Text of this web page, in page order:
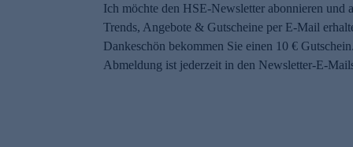
Ich möchte den HSE-Newsletter abonnieren und
Trends, Angebote & Gutscheine per E-Mail
Dankeschön bekommen Sie einen 10 €
Abmeldung ist jederzeit in den Newsletter-E-